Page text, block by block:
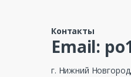
Контакты
Email:
г. Нижний